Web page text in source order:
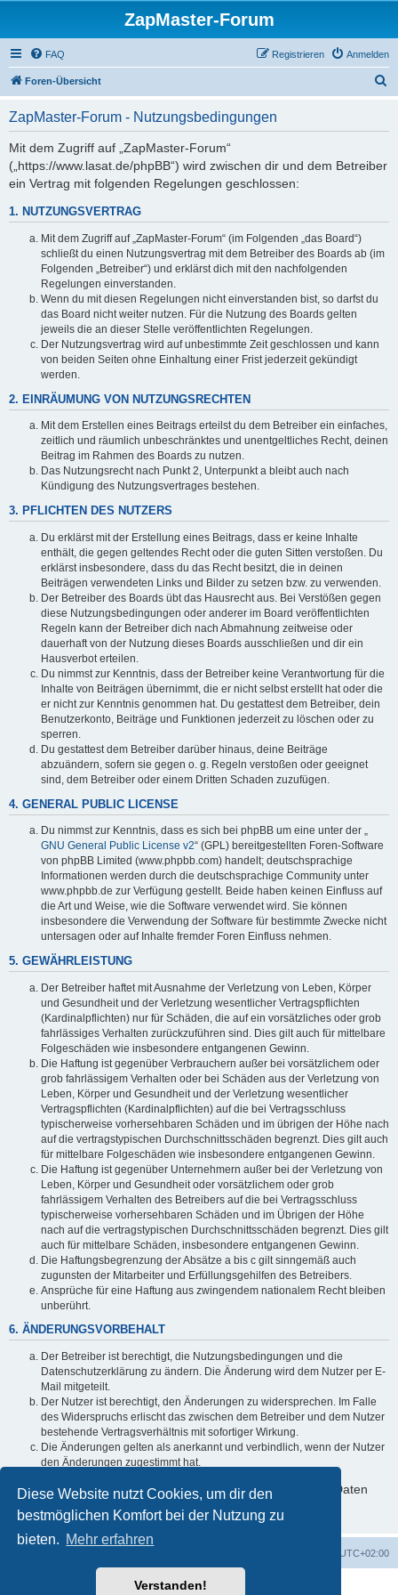
Diese Website nutzt Cookies, um dir den
bestmöglichen Komfort bei der Nutzung zu
bieten. Mehr erfahren
Verstanden!
ZapMaster-Forum
FAQ Anmelden
Registrieren
Foren-Übersicht
ZapMaster-Forum - Nutzungsbedingungen
Mit dem Zugriff auf „ZapMaster-Forum“
(„https://www.lasat.de/phpBB“) wird zwischen dir und dem Betreiber
ein Vertrag mit folgenden Regelungen geschlossen:
1. NUTZUNGSVERTRAG
Mit dem Zugriff auf „ZapMaster-Forum“ (im Folgenden „das Board“)
schließt du einen Nutzungsvertrag mit dem Betreiber des Boards ab (im
Folgenden „Betreiber“) und erklärst dich mit den nachfolgenden
Regelungen einverstanden.
Wenn du mit diesen Regelungen nicht einverstanden bist, so darfst du
das Board nicht weiter nutzen. Für die Nutzung des Boards gelten
jeweils die an dieser Stelle veröffentlichten Regelungen.
Der Nutzungsvertrag wird auf unbestimmte Zeit geschlossen und kann
von beiden Seiten ohne Einhaltung einer Frist jederzeit gekündigt
werden.
2. EINRÄUMUNG VON NUTZUNGSRECHTEN
Mit dem Erstellen eines Beitrags erteilst du dem Betreiber ein einfaches,
zeitlich und räumlich unbeschränktes und unentgeltliches Recht, deinen
Beitrag im Rahmen des Boards zu nutzen.
Das Nutzungsrecht nach Punkt 2, Unterpunkt a bleibt auch nach
Kündigung des Nutzungsvertrages bestehen.
3. PFLICHTEN DES NUTZERS
Du erklärst mit der Erstellung eines Beitrags, dass er keine Inhalte
enthält, die gegen geltendes Recht oder die guten Sitten verstoßen. Du
erklärst insbesondere, dass du das Recht besitzt, die in deinen
Beiträgen verwendeten Links und Bilder zu setzen bzw. zu verwenden.
Der Betreiber des Boards übt das Hausrecht aus. Bei Verstößen gegen
diese Nutzungsbedingungen oder anderer im Board veröffentlichten
Regeln kann der Betreiber dich nach Abmahnung zeitweise oder
dauerhaft von der Nutzung dieses Boards ausschließen und dir ein
Hausverbot erteilen.
Du nimmst zur Kenntnis, dass der Betreiber keine Verantwortung für die
Inhalte von Beiträgen übernimmt, die er nicht selbst erstellt hat oder die
er nicht zur Kenntnis genommen hat. Du gestattest dem Betreiber, dein
Benutzerkonto, Beiträge und Funktionen jederzeit zu löschen oder zu
sperren.
Du gestattest dem Betreiber darüber hinaus, deine Beiträge
abzuändern, sofern sie gegen o. g. Regeln verstoßen oder geeignet
sind, dem Betreiber oder einem Dritten Schaden zuzufügen.
4. GENERAL PUBLIC LICENSE
Du nimmst zur Kenntnis, dass es sich bei phpBB um eine unter der „
GNU General Public License v2“ (GPL) bereitgestellten Foren-Software
von phpBB Limited (www.phpbb.com) handelt; deutschsprachige
Informationen werden durch die deutschsprachige Community unter
www.phpbb.de zur Verfügung gestellt. Beide haben keinen Einfluss auf
die Art und Weise, wie die Software verwendet wird. Sie können
insbesondere die Verwendung der Software für bestimmte Zwecke nicht
untersagen oder auf Inhalte fremder Foren Einfluss nehmen.
5. GEWÄHRLEISTUNG
Der Betreiber haftet mit Ausnahme der Verletzung von Leben, Körper
und Gesundheit und der Verletzung wesentlicher Vertragspflichten
(Kardinalpflichten) nur für Schäden, die auf ein vorsätzliches oder grob
fahrlässiges Verhalten zurückzuführen sind. Dies gilt auch für mittelbare
Folgeschäden wie insbesondere entgangenen Gewinn.
Die Haftung ist gegenüber Verbrauchern außer bei vorsätzlichem oder
grob fahrlässigem Verhalten oder bei Schäden aus der Verletzung von
Leben, Körper und Gesundheit und der Verletzung wesentlicher
Vertragspflichten (Kardinalpflichten) auf die bei Vertragsschluss
typischerweise vorhersehbaren Schäden und im übrigen der Höhe nach
auf die vertragstypischen Durchschnittsschäden begrenzt. Dies gilt auch
für mittelbare Folgeschäden wie insbesondere entgangenen Gewinn.
Die Haftung ist gegenüber Unternehmern außer bei der Verletzung von
Leben, Körper und Gesundheit oder vorsätzlichem oder grob
fahrlässigem Verhalten des Betreibers auf die bei Vertragsschluss
typischerweise vorhersehbaren Schäden und im Übrigen der Höhe
nach auf die vertragstypischen Durchschnittsschäden begrenzt. Dies gilt
auch für mittelbare Schäden, insbesondere entgangenen Gewinn.
Die Haftungsbegrenzung der Absätze a bis c gilt sinngemäß auch
zugunsten der Mitarbeiter und Erfüllungsgehilfen des Betreibers.
Ansprüche für eine Haftung aus zwingendem nationalem Recht bleiben
unberührt.
6. ÄNDERUNGSVORBEHALT
Der Betreiber ist berechtigt, die Nutzungsbedingungen und die
Datenschutzerklärung zu ändern. Die Änderung wird dem Nutzer per E-
Mail mitgeteilt.
Der Nutzer ist berechtigt, den Änderungen zu widersprechen. Im Falle
des Widerspruchs erlischt das zwischen dem Betreiber und dem Nutzer
bestehende Vertragsverhältnis mit sofortiger Wirkung.
Die Änderungen gelten als anerkannt und verbindlich, wenn der Nutzer
den Änderungen zugestimmt hat.
Informationen über den Umgang mit deinen persönlichen Daten
sind in der Datenschutzerklärung enthalten.
UTC+02:00
Powered byphpBB® Forum Software © phpBB Limited